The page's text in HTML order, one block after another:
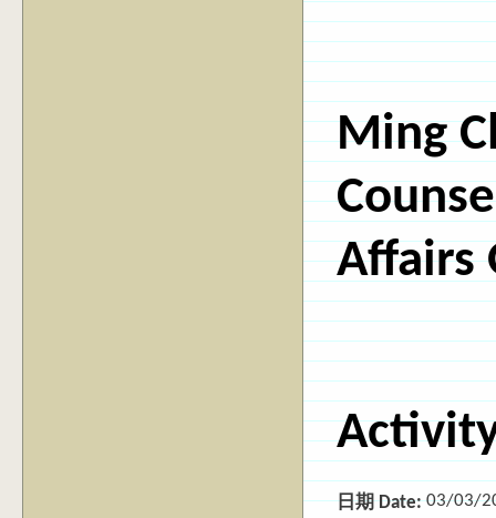
Ming
Affairs
日期 Date:03/03/